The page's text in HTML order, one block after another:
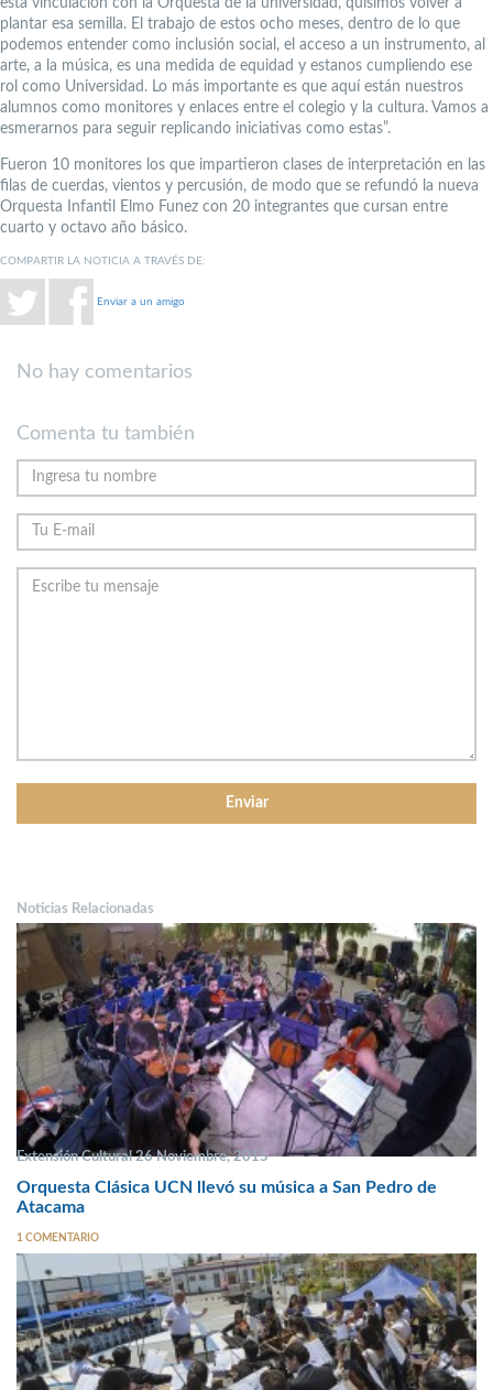
plantar esa semilla. El trabajo de estos ocho meses, dentro de lo que
podemos entender como inclusión social, el acceso a un instrumento, al
arte, a la música, es una medida de equidad y estanos cumpliendo ese
rol como Universidad. Lo más importante es que aquí están nuestros
alumnos como monitores y enlaces entre el colegio y la cultura. Vamos a
esmerarnos para seguir replicando iniciativas como estas”.
Fueron 10 monitores los que impartieron clases de interpretación en las
filas de cuerdas, vientos y percusión, de modo que se refundó la nueva
Orquesta Infantil Elmo Funez con 20 integrantes que cursan entre
cuarto y octavo año básico.
COMPARTIR LA NOTICIA A TRAVÉS DE:
Enviar a un amigo
No hay comentarios
Comenta tu también
Noticias Relacionadas
Extensión Cultural 26 Noviembre, 2015
Orquesta Clásica UCN llevó su música a San Pedro de
Atacama
1 COMENTARIO